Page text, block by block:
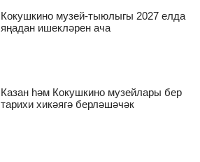
Кокушкино музей-тыюлыгы 2027 елда
яңадан ишекләрен ача
Казан һәм Кокушкино музейлары бер
тарихи хикәягә берләшәчәк